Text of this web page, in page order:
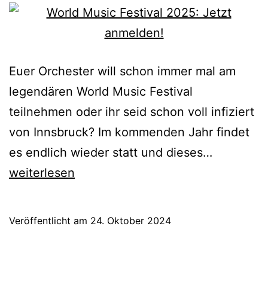
Euer Orchester will schon immer mal am
legendären World Music Festival
teilnehmen oder ihr seid schon voll infiziert
von Innsbruck? Im kommenden Jahr findet
es endlich wieder statt und dieses…
weiterlesen
Veröffentlicht am 24. Oktober 2024